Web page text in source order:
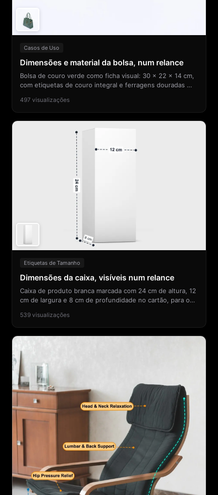
Casos de Uso
Dimensões e material da bolsa, num relance
Bolsa de couro verde como ficha visual: 30 × 22 × 14 cm,
com etiquetas de couro integral e ferragens douradas —
497 visualizações
Etiquetas de Tamanho
Dimensões da caixa, visíveis num relance
Caixa de produto branca marcada com 24 cm de altura, 12
cm de largura e 8 cm de profundidade no cartão, para o
539 visualizações